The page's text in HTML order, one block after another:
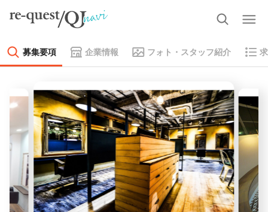
募集要項 企業情報 フォト・スタッフ紹介